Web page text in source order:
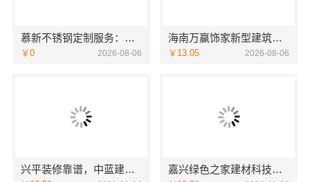
慕新不锈钢定制服务：环保零甲醛卧室打造
￥0 2026-08-06
海南万赢饰家新型建筑材料有限公司吊顶造型，旧房焕新更美观
￥13.05 2026-08-06
兴平装修靠谱，中蓝建投（北京）建设有限公司武功分公司全包放心 嘉兴绿色之家建材科技有限公司——同城知名室内设计团队高端定制